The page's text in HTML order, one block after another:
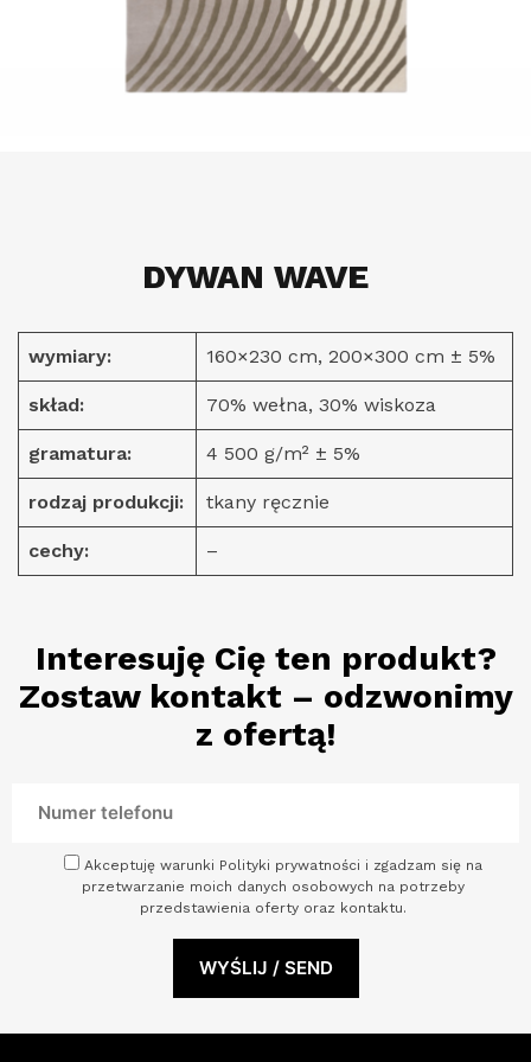
DYWAN WAVE
wymiary: 160×230 cm, 200×300 cm ± 5%
skład: 70% wełna, 30% wiskoza
gramatura: 4 500 g/m² ± 5%
rodzaj produkcji: tkany ręcznie
cechy: –
Interesuję Cię ten produkt?
Zostaw kontakt – odzwonimy
z ofertą!
Akceptuję warunki Polityki prywatności i zgadzam się na
przetwarzanie moich danych osobowych na potrzeby
przedstawienia oferty oraz kontaktu.